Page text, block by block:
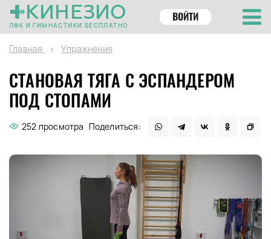
КИНЕЗИО
ЛФК И ГИМНАСТИКИ БЕСПЛАТНО
ВОЙТИ
Главная Упражнения
СТАНОВАЯ ТЯГА С ЭСПАНДЕРОМ
ПОД СТОПАМИ
252 просмотра Поделиться: